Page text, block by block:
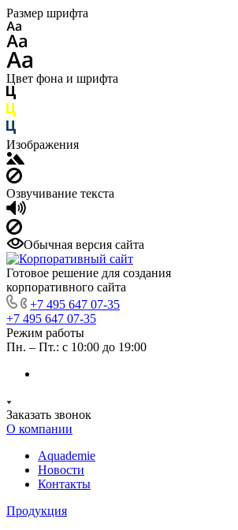
Размер шрифта
Цвет фона и шрифта
Изображения
Озвучивание текста
Обычная версия сайта
Готовое решение для создания
корпоративного сайта
+7 495 647 07-35
+7 495 647 07-35
Режим работы
Пн. – Пт.: с 10:00 до 19:00
Заказать звонок
О компании
Aquademie
Новости
Контакты
Продукция